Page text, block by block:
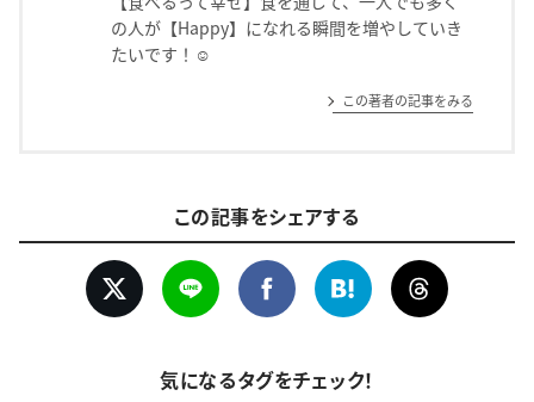
の人が【Happy】になれる瞬間を増やしていき
たいです！☺️
この著者の記事をみる
この記事をシェアする
気になるタグをチェック！